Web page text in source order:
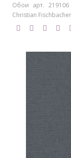
Обои арт. 219106
Christian